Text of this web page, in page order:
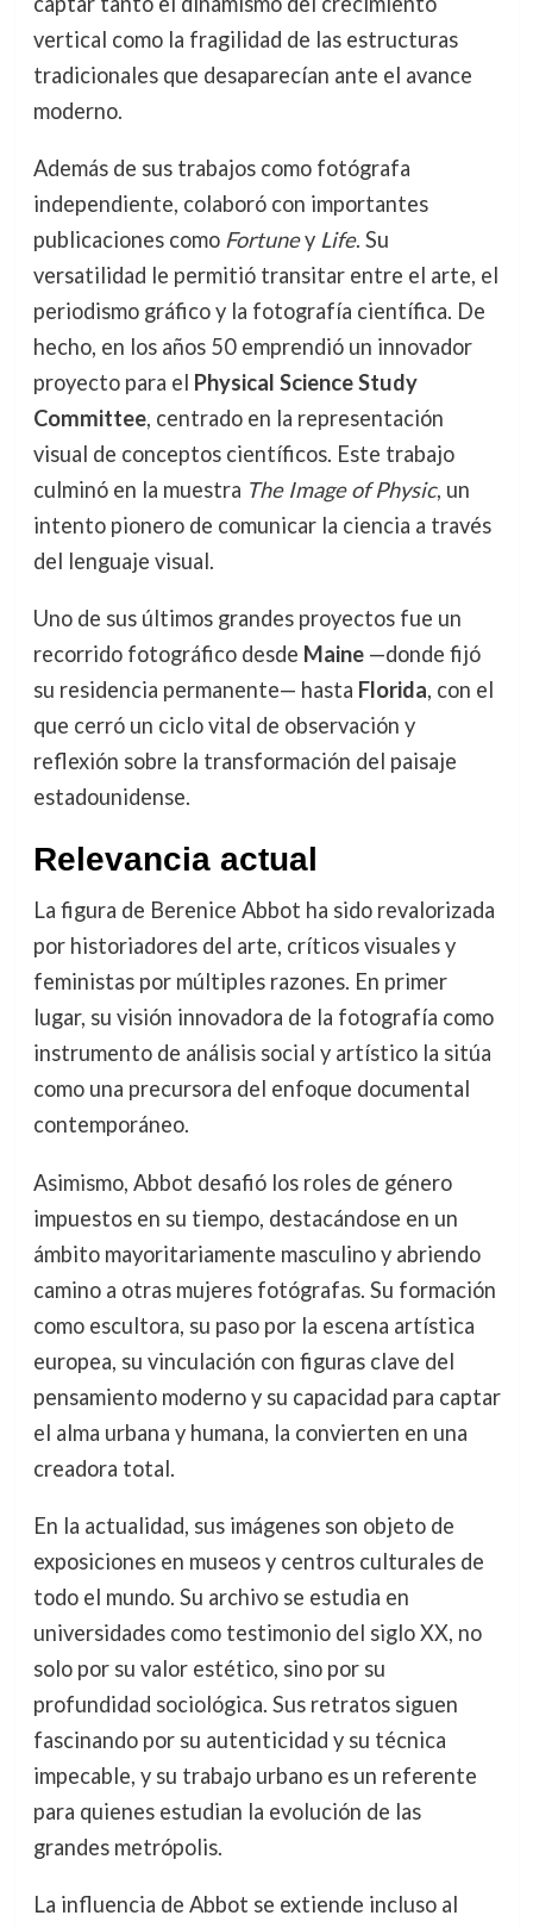
vertical como la fragilidad de las estructuras
tradicionales que desaparecían ante el avance
moderno.
Además de sus trabajos como fotógrafa
independiente, colaboró con importantes
publicaciones como Fortuney Life. Su
versatilidad le permitió transitar entre el arte, el
periodismo gráfico y la fotografía científica. De
hecho, en los años 50 emprendió un innovador
proyecto para el Physical Science Study
Committee, centrado en la representación
visual de conceptos científicos. Este trabajo
culminó en la muestra The Image of Physic, un
intento pionero de comunicar la ciencia a través
del lenguaje visual.
Uno de sus últimos grandes proyectos fue un
recorrido fotográfico desde Maine—donde fijó
su residencia permanente— hasta Florida, con el
que cerró un ciclo vital de observación y
reflexión sobre la transformación del paisaje
estadounidense.
Relevancia actual
La figura de Berenice Abbot ha sido revalorizada
por historiadores del arte, críticos visuales y
feministas por múltiples razones. En primer
lugar, su visión innovadora de la fotografía como
instrumento de análisis social y artístico la sitúa
como una precursora del enfoque documental
contemporáneo.
Asimismo, Abbot desafió los roles de género
impuestos en su tiempo, destacándose en un
ámbito mayoritariamente masculino y abriendo
camino a otras mujeres fotógrafas. Su formación
como escultora, su paso por la escena artística
europea, su vinculación con figuras clave del
pensamiento moderno y su capacidad para captar
el alma urbana y humana, la convierten en una
creadora total.
En la actualidad, sus imágenes son objeto de
exposiciones en museos y centros culturales de
todo el mundo. Su archivo se estudia en
universidades como testimonio del siglo XX, no
solo por su valor estético, sino por su
profundidad sociológica. Sus retratos siguen
fascinando por su autenticidad y su técnica
impecable, y su trabajo urbano es un referente
para quienes estudian la evolución de las
grandes metrópolis.
La influencia de Abbot se extiende incluso al